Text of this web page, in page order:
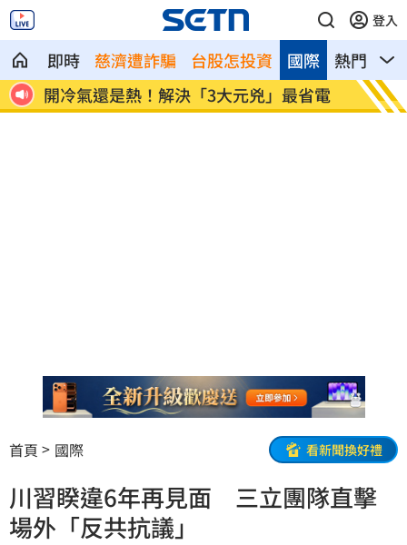
登入
即時 慈濟遭詐騙 台股怎投資 熱門 影
國際
開冷氣還是熱！解決「3大元兇」最省電 金秀
首頁 國際 看新聞換好禮
川習睽違6年再見面 三立團隊直擊
場外「反共抗議」